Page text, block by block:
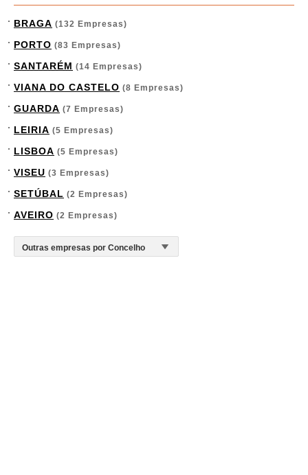
BRAGA (132 Empresas)
PORTO (83 Empresas)
SANTARÉM (14 Empresas)
VIANA DO CASTELO (8 Empresas)
GUARDA (7 Empresas)
LEIRIA (5 Empresas)
LISBOA (5 Empresas)
VISEU (3 Empresas)
SETÚBAL (2 Empresas)
AVEIRO (2 Empresas)